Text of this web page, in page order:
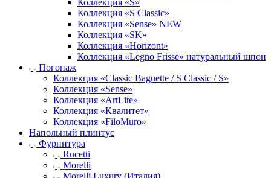
Коллекция «S»
Коллекция «S Classic»
Коллекция «Sense» NEW
Коллекция «SK»
Коллекция «Horizont»
Коллекция «Legno Frisse» натуральный шпон
Погонаж
Коллекция «Classic Baguette / S Classic / S»
Коллекция «Sense»
Коллекция «ArtLite»
Коллекция «Квалитет»
Коллекция «FiloMuro»
Напольный плинтус
Фурнитура
Rucetti
Morelli